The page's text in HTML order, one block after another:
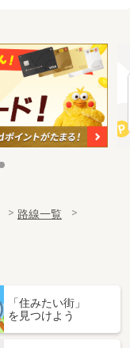
路線一覧
「住みたい街」
を見つけよう